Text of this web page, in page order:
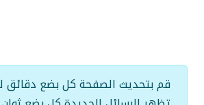
قم بتحديث الصفحة كل بضع دقائق